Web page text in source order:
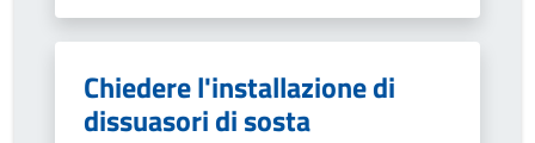
Chiedere l'installazione di
dissuasori di sosta